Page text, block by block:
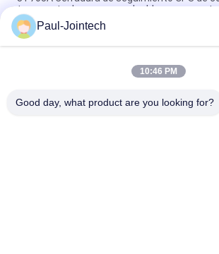
transporte de carga con desbloqueo remoto
Batería anti GPS del hurto 15000mAh que
con teledirigido
Jointech JT709A Contenedor GPS Tracking
Paul-Jointech
10:46 PM
Good day, what product are you looking for?